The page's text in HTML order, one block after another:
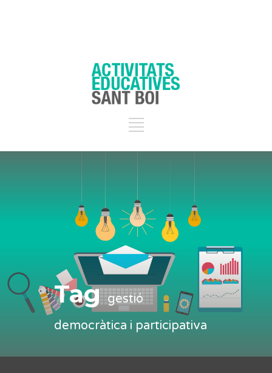
Taggestió
democràtica i participativa